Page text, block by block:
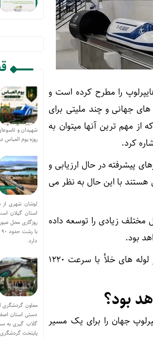
را مطرح کرده است و
جهانی و چند ملیتی برای
مهم ترین آنها میتوان به
کرد.
پیشرفته در حال ارزیابی و
با این حال به نظر می
مختلف زیادی را توسعه داده
بود.
این سیستم حمل و نقل سرعت بسیار بالایی دارد و می تواند افراد را در لوله های خلأ با سرعت ۱۲۲۰
بود؟
جهان را برای یک مسیر
شهیدان و
روزه یوم العباس
لوشان شهری از
استان گیلان
روزگاری محل
دارد.
معاون گردشگری
دستی استان
گلاب گیری به
پایتخت